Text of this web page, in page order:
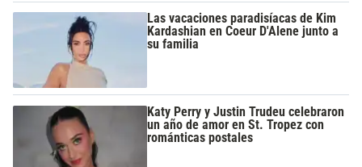
Las vacaciones paradisíacas de Kim
Kardashian en Coeur D'Alene junto a
su familia
Katy Perry y Justin Trudeu celebraron
un año de amor en St. Tropez con
románticas postales